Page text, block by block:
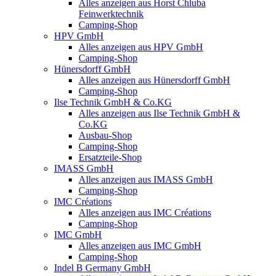
Alles anzeigen aus Horst Chluba
Feinwerktechnik
Camping-Shop
HPV GmbH
Alles anzeigen aus HPV GmbH
Camping-Shop
Hünersdorff GmbH
Alles anzeigen aus Hünersdorff GmbH
Camping-Shop
Ilse Technik GmbH & Co.KG
Alles anzeigen aus Ilse Technik GmbH &
Co.KG
Ausbau-Shop
Camping-Shop
Ersatzteile-Shop
IMASS GmbH
Alles anzeigen aus IMASS GmbH
Camping-Shop
IMC Créations
Alles anzeigen aus IMC Créations
Camping-Shop
IMC GmbH
Alles anzeigen aus IMC GmbH
Camping-Shop
Indel B Germany GmbH